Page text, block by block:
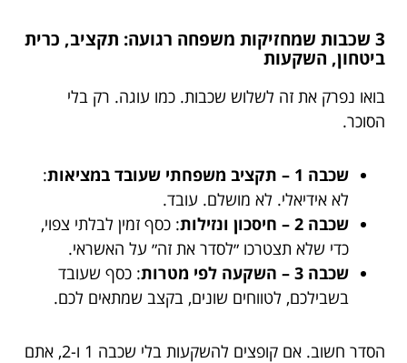
3 שכבות שמחזיקות משפחה רגועה: תקציב, כרית
ביטחון, השקעות
בואו נפרק את זה לשלוש שכבות. כמו עוגה. רק בלי
הסוכר.
שכבה 1 – תקציב משפחתי שעובד במציאות
:
לא אידיאלי. לא מושלם. עובד.
שכבה 2 – חיסכון ונזילות
: כסף זמין לבלתי צפוי,
כדי שלא תצטרכו ״לסדר את זה״ על האשראי.
שכבה 3 – השקעה לפי מטרות
: כסף שעובד
בשבילכם, לטווחים שונים, בקצב שמתאים לכם.
הסדר חשוב. אם קופצים להשקעות בלי שכבה 1 ו-2, אתם